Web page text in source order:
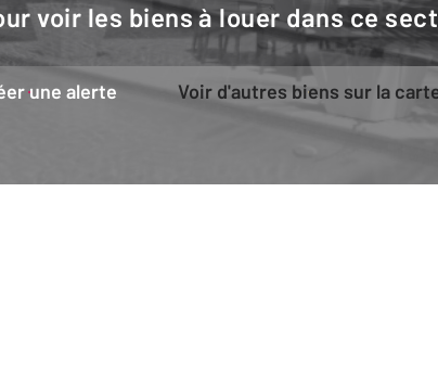
voir les biens à louer dans ce
une alerte Voir d'autres biens sur la